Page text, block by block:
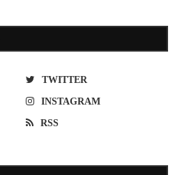
TWITTER
INSTAGRAM
RSS